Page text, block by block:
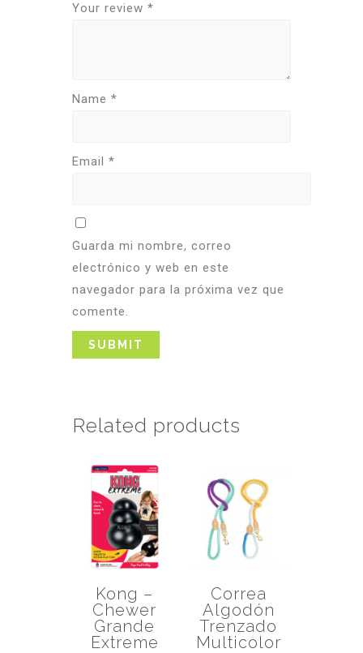
Your review *
Name *
Email *
Guarda mi nombre, correo
electrónico y web en este
navegador para la próxima vez que
comente.
Related products
Kong –
Chewer
Grande
Extreme
Correa
Algodón
Trenzado
Multicolor